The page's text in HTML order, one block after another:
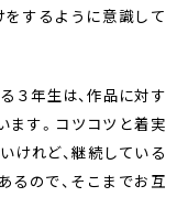
するように意識して
３年生は、作品に対す
ます。コツコツと着実
けれど、継続している
るので、そこまでお互